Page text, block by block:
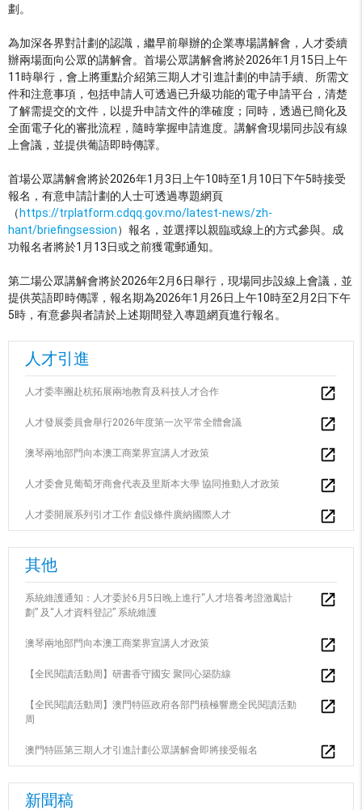
劃。
為加深各界對計劃的認識，繼早前舉辦的企業專場講解會，人才委續
辦兩場面向公眾的講解會。首場公眾講解會將於2026年1月15日上午
11時舉行，會上將重點介紹第三期人才引進計劃的申請手續、所需文
件和注意事項，包括申請人可透過已升級功能的電子申請平台，清楚
了解需提交的文件，以提升申請文件的準確度；同時，透過已簡化及
全面電子化的審批流程，隨時掌握申請進度。講解會現場同步設有線
上會議，並提供葡語即時傳譯。
首場公眾講解會將於2026年1月3日上午10時至1月10日下午5時接受
報名，有意申請計劃的人士可透過專題網頁
（ https://trplatform.cdqq.gov.mo/latest-news/zh-
hant/briefingsession）報名，並選擇以親臨或線上的方式參與。成
功報名者將於1月13日或之前獲電郵通知。
第二場公眾講解會將於2026年2月6日舉行，現場同步設線上會議，並
提供英語即時傳譯，報名期為2026年1月26日上午10時至2月2日下午
5時，有意參與者請於上述期間登入專題網頁進行報名。
人才引進
人才委率團赴杭拓展兩地教育及科技人才合作
人才發展委員會舉行2026年度第一次平常全體會議
澳琴兩地部門向本澳工商業界宣講人才政策
人才委會見葡萄牙商會代表及里斯本大學 協同推動人才政策
人才委開展系列引才工作 創設條件廣納國際人才
其他
系統維護通知：人才委於6月5日晚上進行“人才培養考證激勵計
劃” 及“人才資料登記” 系統維護
澳琴兩地部門向本澳工商業界宣講人才政策
【全民閱讀活動周】研書香守國安 聚同心築防線
【全民閱讀活動周】澳門特區政府各部門積極響應全民閱讀活動
周
澳門特區第三期人才引進計劃公眾講解會即將接受報名
新聞稿